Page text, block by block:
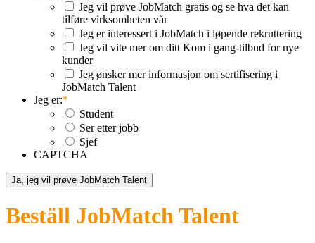
Jeg vil prøve JobMatch gratis og se hva det kan
tilføre virksomheten vår
Jeg er interessert i JobMatch i løpende rekruttering
Jeg vil vite mer om ditt Kom i gang-tilbud for nye
kunder
Jeg ønsker mer informasjon om sertifisering i
JobMatch Talent
Jeg er:*
Student
Ser etter jobb
Sjef
CAPTCHA
Beställ JobMatch Talent